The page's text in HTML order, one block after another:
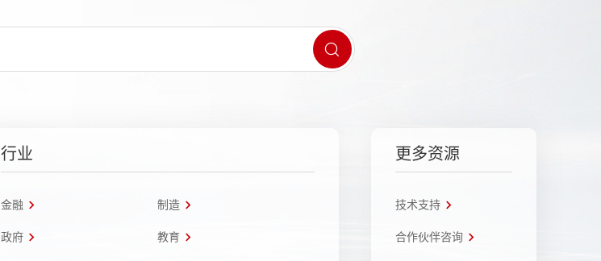
行业
金融 制造
政府 教育
更多资源
技术支持
合作伙伴咨询